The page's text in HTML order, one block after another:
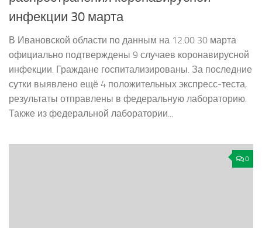
инфекции 30 марта
В Ивановской области по данным на 12.00 30 марта
официально подтверждены 9 случаев коронавирусной
инфекции. Граждане госпитализированы. За последние
сутки выявлено ещё 4 положительных экспресс-теста,
результаты отправлены в федеральную лабораторию.
Также из федеральной лаборатории...
0